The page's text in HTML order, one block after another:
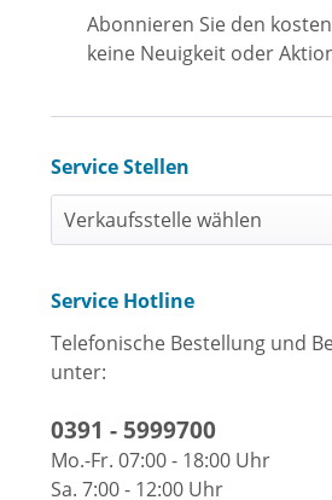
Abonnieren Sie den
keine Neuigkeit oder
Service Stellen
Service Hotline
Telefonische Bestellung und
unter:
0391 - 5999700
Mo.-Fr. 07:00 - 18:00 Uhr
Sa. 7:00 - 12:00 Uhr